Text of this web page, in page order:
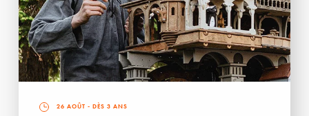
26 AOÛT - DÈS 3 ANS